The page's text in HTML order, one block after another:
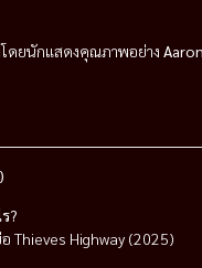
ดยนักแสดงคุณภาพอย่าง
?
Thieves Highway (2025)